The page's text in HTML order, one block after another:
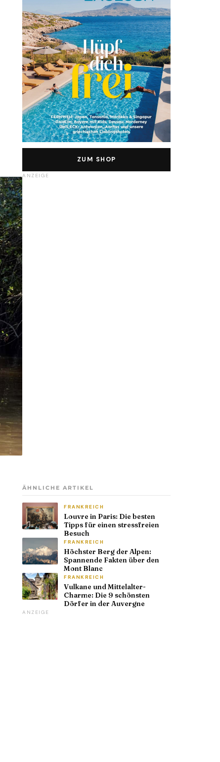
ZUM SHOP
ANZEIGE
ÄHNLICHE ARTIKEL
FRANKREICH
Louvre in Paris: Die besten
Tipps für einen stressfreien
Besuch
FRANKREICH
Höchster Berg der Alpen:
Spannende Fakten über den
Mont Blanc
FRANKREICH
Vulkane und Mittelalter-
Charme: Die 9 schönsten
Dörfer in der Auvergne
ANZEIGE